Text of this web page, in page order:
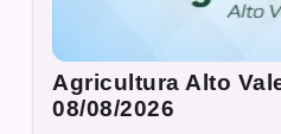
Agricultura Alto
08/08/2026